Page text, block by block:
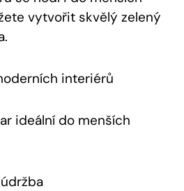
vytvořit skvělý zelený
interiérů
ideální do menších